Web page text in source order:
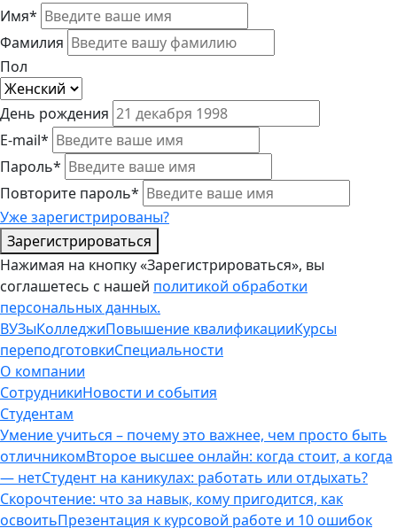
Имя*
Фамилия
Пол
День рождения
E-mail*
Пароль*
Повторите пароль*
Уже зарегистрированы?
Зарегистрироваться
Нажимая на кнопку «Зарегистрироваться», вы
соглашетесь с нашей политикой обработки
персональных данных.
ВУЗыКолледжиПовышение квалификацииКурсы
переподготовкиСпециальности
О компании
СотрудникиНовости и события
Студентам
Умение учиться – почему это важнее, чем просто быть
отличникомВторое высшее онлайн: когда стоит, а когда
— нетСтудент на каникулах: работать или отдыхать?
Скорочтение: что за навык, кому пригодится, как
освоитьПрезентация к курсовой работе и 10 ошибок